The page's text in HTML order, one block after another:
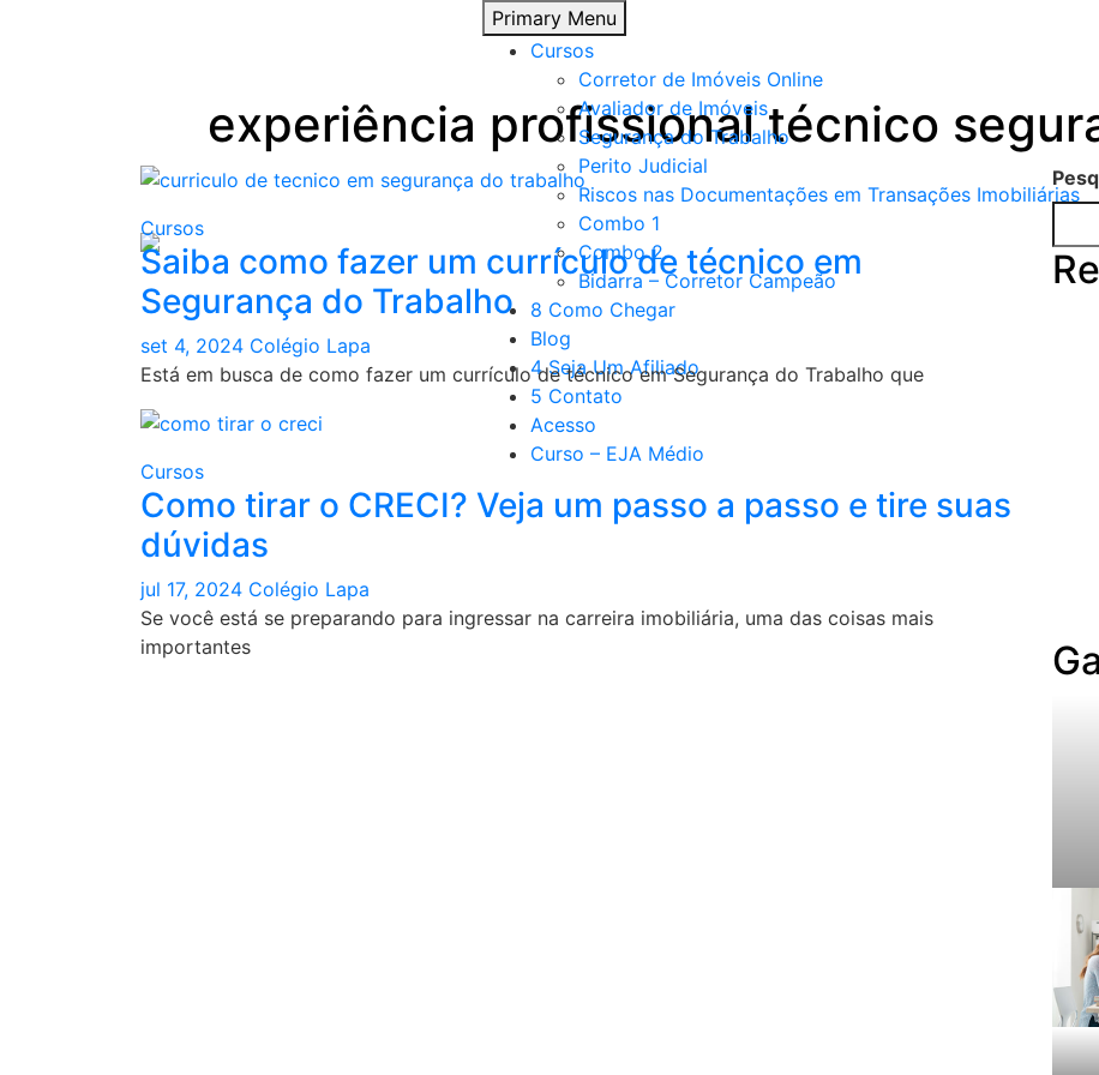
Primary Menu
Cursos
Corretor de Imóveis Online
Avaliador de Imóveis
Segurança do Trabalho
Perito Judicial
Riscos nas Documentações em Transações Imobiliárias
Combo 1
Combo 2
Bidarra – Corretor Campeão
8 Como Chegar
Blog
4 Seja Um Afiliado
5 Contato
Acesso
Curso – EJA Médio
experiência profissional técnico
Cursos
Saiba como fazer um currículo de técnico em
Segurança do Trabalho
set 4, 2024 Colégio Lapa
Está em busca de como fazer um currículo de técnico em Segurança do Trabalho que
Cursos
Como tirar o CRECI? Veja um passo a passo e tire suas
dúvidas
jul 17, 2024 Colégio Lapa
Se você está se preparando para ingressar na carreira imobiliária, uma das coisas mais
importantes